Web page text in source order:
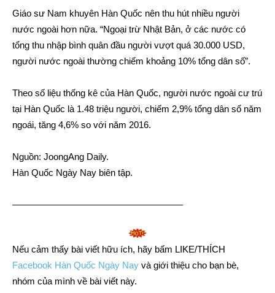
Giáo sư Nam khuyên Hàn Quốc nên thu hút nhiều người
nước ngoài hơn nữa. “Ngoại trừ Nhật Bản, ở các nước có
tổng thu nhập bình quân đầu người vượt quá 30.000 USD,
người nước ngoài thường chiếm khoảng 10% tổng dân số”.
Theo số liệu thống kê của Hàn Quốc, người nước ngoài cư trú
tại Hàn Quốc là 1.48 triệu người, chiếm 2,9% tổng dân số năm
ngoái, tăng 4,6% so với năm 2016.
Nguồn: JoongAng Daily.
Hàn Quốc Ngày Nay biên tập.
——————————————————–
Nếu cảm thấy bài viết hữu ích, hãy bấm LIKE/THÍCH
Facebook Hàn Quốc Ngày Nay và giới thiệu cho bạn bè,
nhóm của mình về bài viết này.